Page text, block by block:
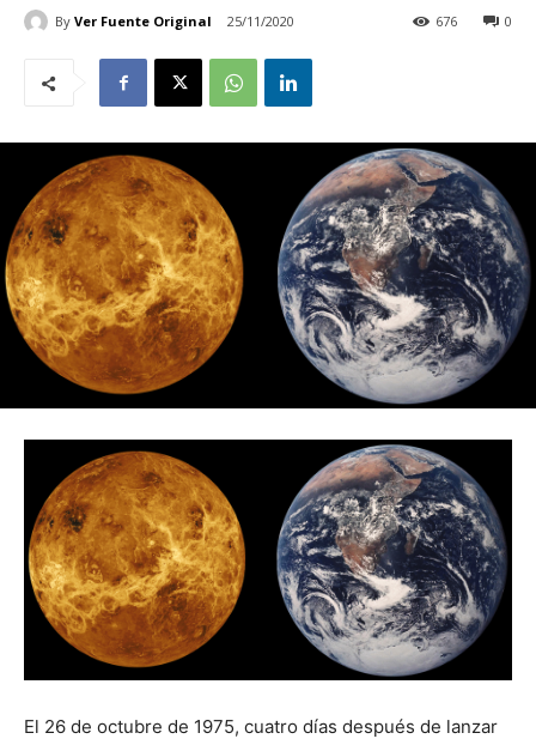
By Ver Fuente Original 25/11/2020 0
676
El 26 de octubre de 1975, cuatro días después de lanzar